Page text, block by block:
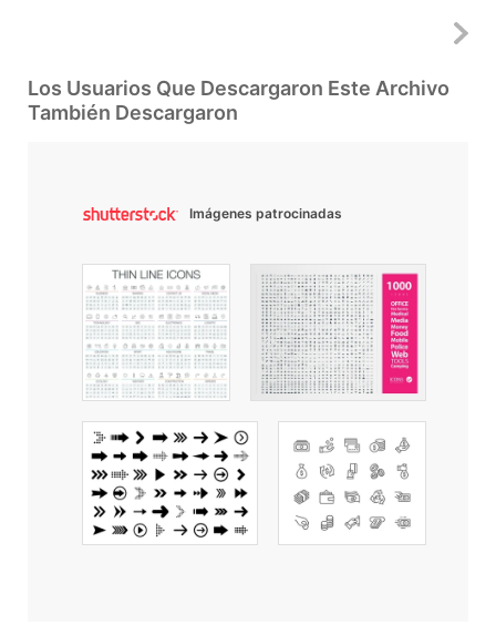
Los Usuarios Que Descargaron Este Archivo
También Descargaron
Imágenes patrocinadas